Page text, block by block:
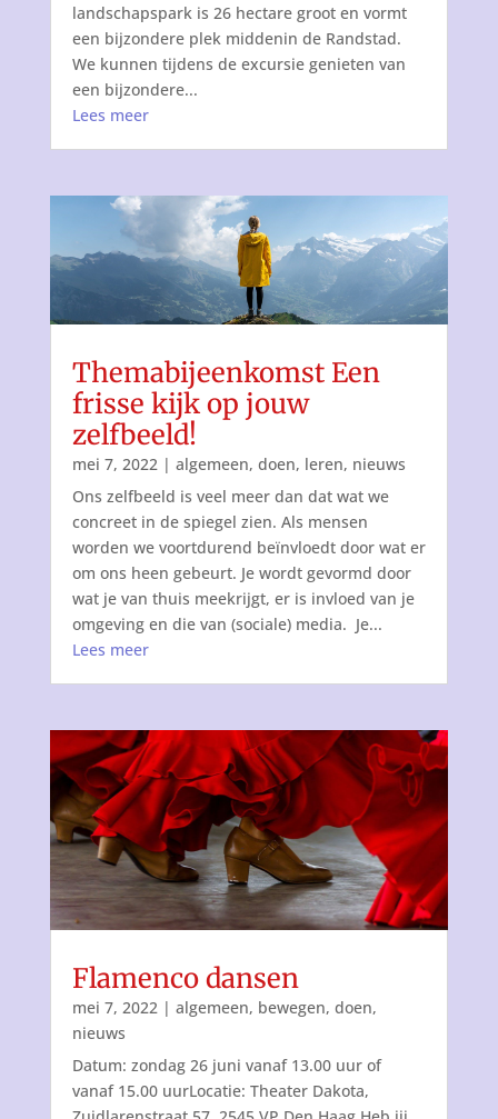
landschapspark is 26 hectare groot en vormt
een bijzondere plek middenin de Randstad.
We kunnen tijdens de excursie genieten van
een bijzondere...
Lees meer
Themabijeenkomst Een
frisse kijk op jouw
zelfbeeld!
mei 7, 2022| algemeen, doen, leren, nieuws
Ons zelfbeeld is veel meer dan dat wat we
concreet in de spiegel zien. Als mensen
worden we voortdurend beïnvloedt door wat er
om ons heen gebeurt. Je wordt gevormd door
wat je van thuis meekrijgt, er is invloed van je
omgeving en die van (sociale) media. Je...
Lees meer
Flamenco dansen
mei 7, 2022 | algemeen, bewegen, doen,
nieuws
Datum: zondag 26 juni vanaf 13.00 uur of
vanaf 15.00 uurLocatie: Theater Dakota,